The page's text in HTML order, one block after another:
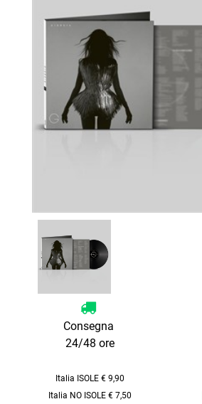
Consegna
24/48 ore
Italia ISOLE € 9,90
Italia NO ISOLE € 7,50